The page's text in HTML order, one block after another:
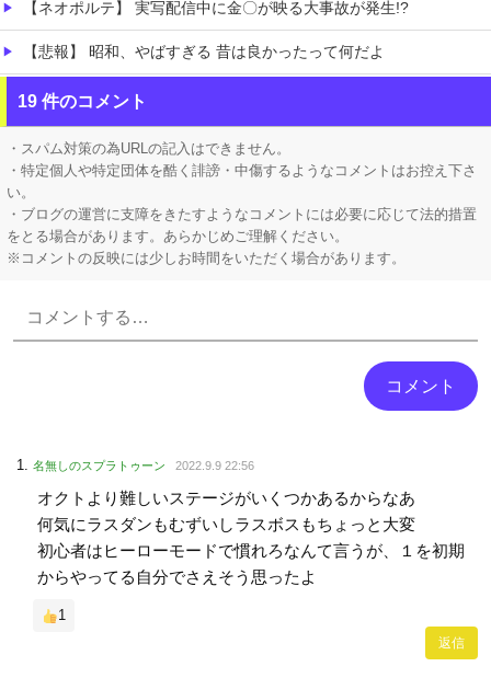
【ネオポルテ】 実写配信中に金〇が映る大事故が発生!?
【悲報】 昭和、やばすぎる 昔は良かったって何だよ
【画像】 「マスク美人さん、また我々を欺く」←海外でも流行りだした結果がこちらw w w w w w w
【動画】 クソガキロケット、怖すぎる…これよく轢かずに止まれたな
19 件のコメント
・スパム対策の為URLの記入はできません。
・特定個人や特定団体を酷く誹謗・中傷するようなコメントはお控え下さ
い。
・ブログの運営に支障をきたすようなコメントには必要に応じて法的措置
をとる場合があります。あらかじめご理解ください。
※コメントの反映には少しお時間をいただく場合があります。
名無しのスプラトゥーン 2022.9.9 22:56
オクトより難しいステージがいくつかあるからなあ
何気にラスダンもむずいしラスボスもちょっと大変
初心者はヒーローモードで慣れろなんて言うが、１を初期
からやってる自分でさえそう思ったよ
1
返信